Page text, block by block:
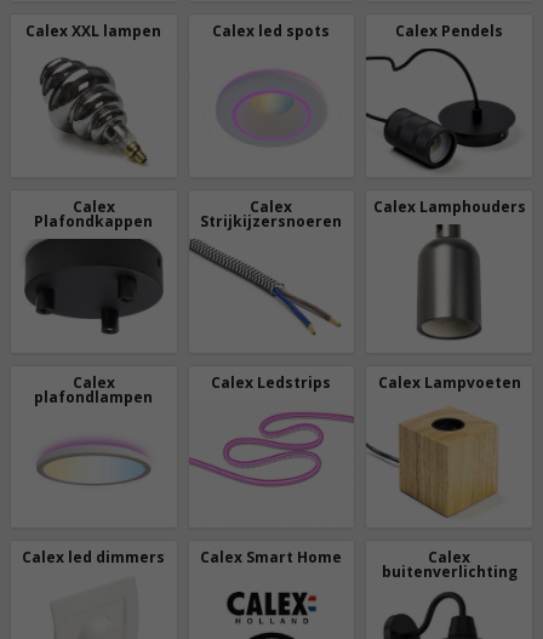
Calex XXL lampen Calex led spots Calex Pendels
Calex
Plafondkappen
Calex
Strijkijzersnoeren
Calex Lamphouders
Calex
plafondlampen
Calex Ledstrips Calex Lampvoeten
Calex led dimmers Calex Smart Home Calex
buitenverlichting